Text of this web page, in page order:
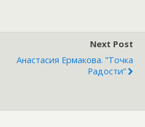
Next Post
Анастасия Ермакова. ”Точка
Радости”